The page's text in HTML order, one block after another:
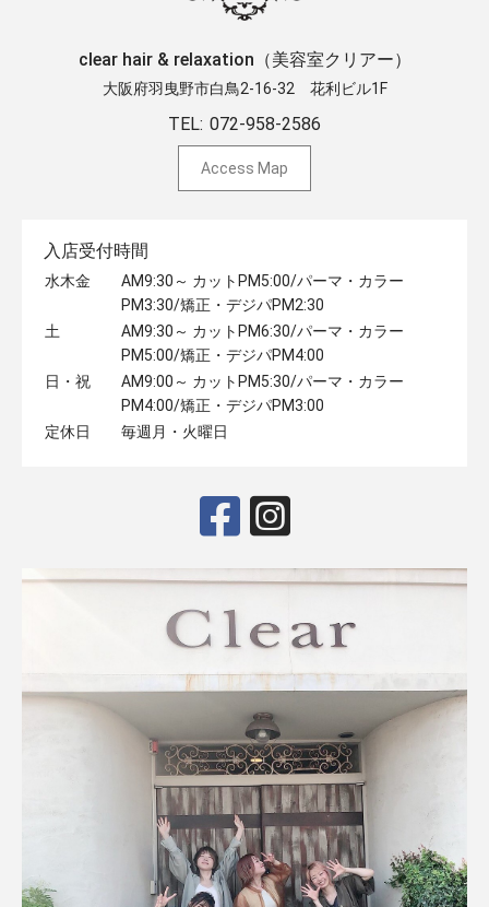
clear hair & relaxation（美容室クリアー）
大阪府羽曳野市白鳥2-16-32 ​花利ビル1F
TEL: 072-958-2586
Access Map
入店受付時間
水木金
AM9:30～ カットPM5:00/パーマ・カラー
PM3:30/矯正・デジパPM2:30
土
AM9:30～ カットPM6:30/パーマ・カラー
PM5:00/矯正・デジパPM4:00
日・祝
AM9:00～ カットPM5:30/パーマ・カラー
PM4:00/矯正・デジパPM3:00
定休日
毎週月・火曜日